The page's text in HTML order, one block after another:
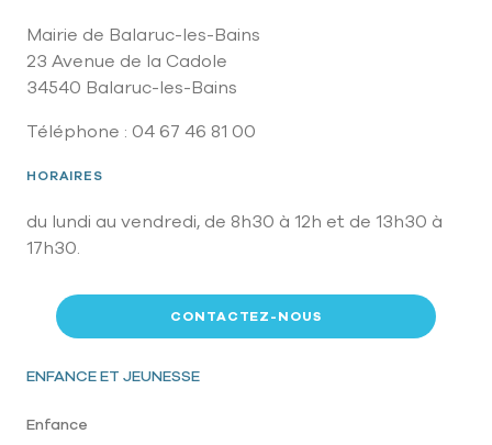
Mairie de Balaruc-les-Bains
23 Avenue de la Cadole
34540 Balaruc-les-Bains
Téléphone : 04 67 46 81 00
HORAIRES
du lundi au vendredi, de 8h30 à 12h et de 13h30 à
17h30.
CONTACTEZ-NOUS
Pied de page
ENFANCE ET JEUNESSE
Enfance